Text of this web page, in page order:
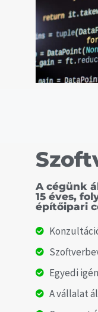
A cégünk
15 éves,
építőipari
Egyedi
A vállalat